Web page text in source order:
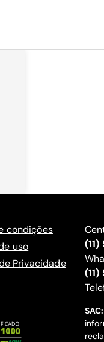
condições
uso
Privacidade
SAC: